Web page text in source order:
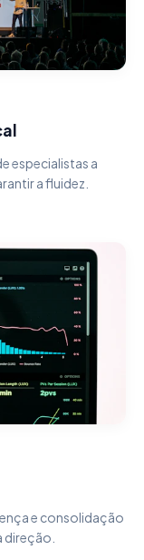
especialistas a
a fluidez.
e consolidação
direção.